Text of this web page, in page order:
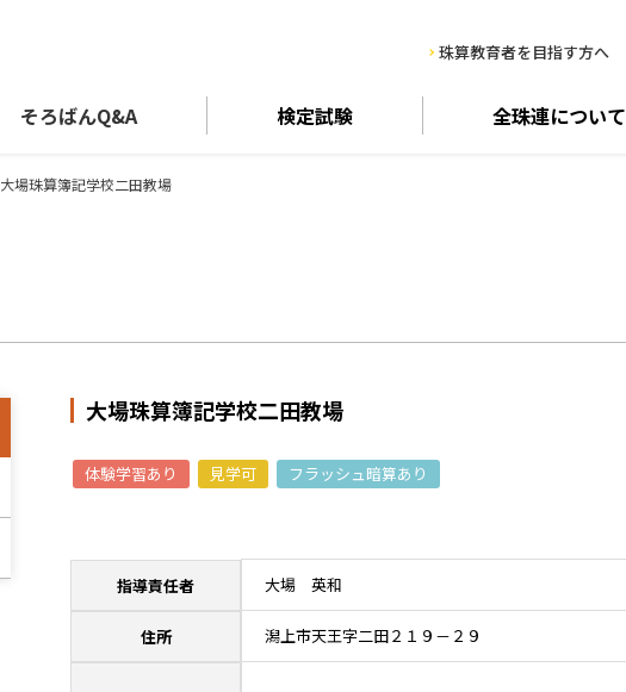
珠算教育者を目指す方へ
そろばんQ&A 検定試験 全珠連について
大場珠算簿記学校二田教場
大場珠算簿記学校二田教場
体験学習あり 見学可 フラッシュ暗算あり
指導責任者 大場 英和
住所 潟上市天王字二田２１９－２９